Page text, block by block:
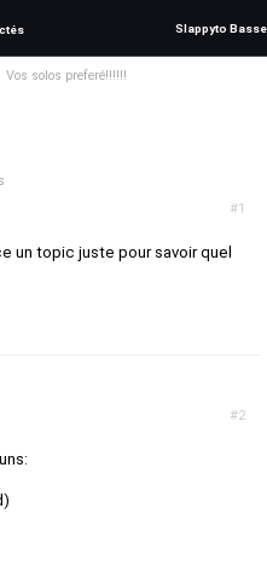
Slappyto Basse
Vos solos preferé!!!!!!
#1
un topic juste pour savoir quel
#2